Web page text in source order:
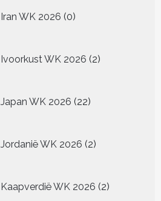
Iran WK 2026 0
producten
Ivoorkust WK 2026 2
producten
Japan WK 2026 22
producten
Jordanië WK 2026 2
producten
Kaapverdië WK 2026 2
producten